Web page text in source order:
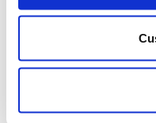
antisémites au
21 mars 2025